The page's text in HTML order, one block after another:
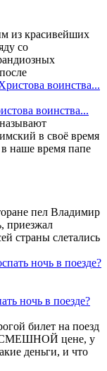
из красивейших
со
воинства...
в своё время
наше время папе
пел Владимир
приезжал
страны слетались
ночь в поезде?
билет на поезд
СМЕШНОЙ цене, у
деньги, и что